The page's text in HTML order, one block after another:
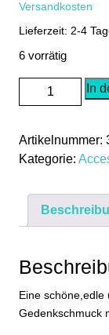
Versandkosten
Lieferzeit: 2-4
6 vorrätig
Urne
Anhänger
Geheimversteck
Vater
Geschenkidee
Menge
In
Artikelnummer:
Kategorie:
Eine schöne,edle
Gedenkschmuck